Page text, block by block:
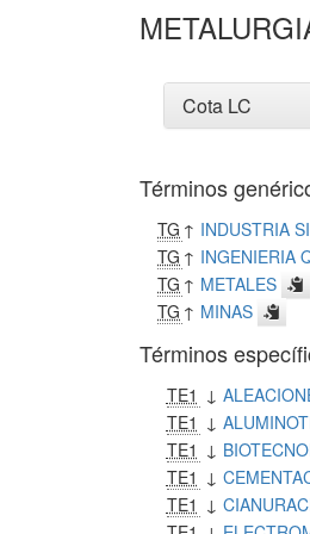
Cota LC
Términos
TG ↑ INDUSTRIA
TG ↑ INGENIERIA
TG ↑ METALES
TG ↑ MINAS
Términos
TE1 ↓
TE1 ↓
TE1 ↓
TE1 ↓
TE1 ↓